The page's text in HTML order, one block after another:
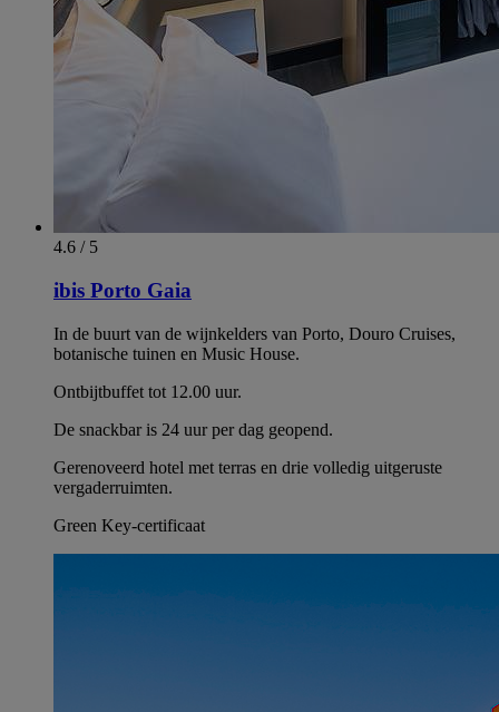
4.6 / 5
ibis Porto Gaia
In de buurt van de wijnkelders van Porto, Douro Cruises,
botanische tuinen en Music House.
Ontbijtbuffet tot 12.00 uur.
De snackbar is 24 uur per dag geopend.
Gerenoveerd hotel met terras en drie volledig uitgeruste
vergaderruimten.
Green Key-certificaat